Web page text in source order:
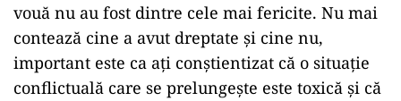
vouă nu au fost dintre cele mai fericite. Nu mai
contează cine a avut dreptate și cine nu,
important este ca ați conștientizat că o situație
conflictuală care se prelungește este toxică și că